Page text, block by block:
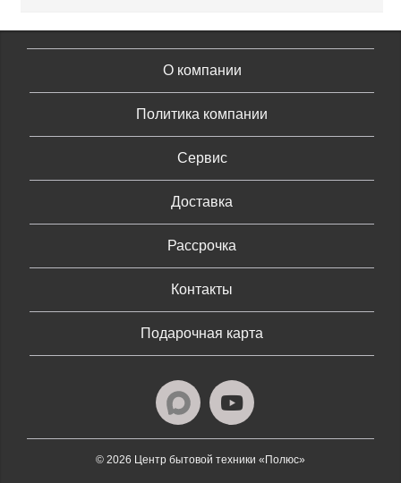
О компании
Политика компании
Сервис
Доставка
Рассрочка
Контакты
Подарочная карта
© 2026 Центр бытовой техники «Полюс»